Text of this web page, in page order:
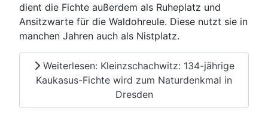
dient die Fichte außerdem als Ruheplatz und
Ansitzwarte für die Waldohreule. Diese nutzt sie in
manchen Jahren auch als Nistplatz.
Weiterlesen: Kleinzschachwitz: 134-jährige
Kaukasus-Fichte wird zum Naturdenkmal in
Dresden